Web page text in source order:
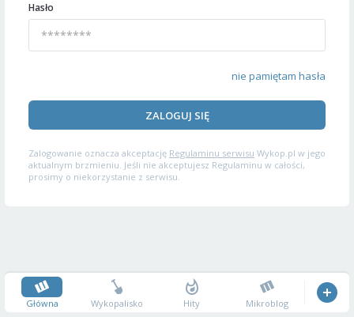
Hasło
nie pamiętam hasła
ZALOGUJ SIĘ
Zalogowanie oznacza akceptację Regulaminu serwisu Wykop.pl w jego
aktualnym brzmieniu. Jeśli nie akceptujesz Regulaminu w całości,
prosimy o niekorzystanie z serwisu.
Główna Wykopalisko Hity Mikroblog